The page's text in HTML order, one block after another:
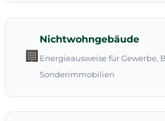
🏢
Nichtwohngebäude
Energieausweise für Gewerbe,
Sonderimmobilien